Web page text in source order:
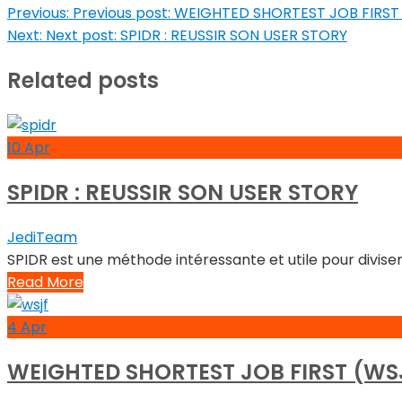
Previous: Previous post: WEIGHTED SHORTEST JOB
Next: Next post: SPIDR : REUSSIR SON USER STORY
Related posts
10Apr
SPIDR : REUSSIR SON USER STORY
JediTeam
SPIDR est une méthode intéressante et utile pour
Read More
4 Apr
WEIGHTED SHORTEST JOB FIRST